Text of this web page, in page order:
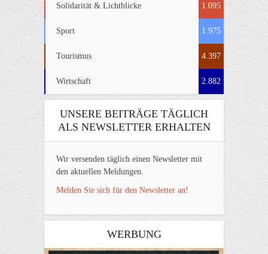
Solidarität & Lichtblicke 1.095
Sport 1.975
Tourismus 4.397
Wirtschaft 2.882
UNSERE BEITRÄGE TÄGLICH
ALS NEWSLETTER ERHALTEN
Wir versenden täglich einen Newsletter mit
den aktuellen Meldungen.
Melden Sie sich für den Newsletter an!
WERBUNG